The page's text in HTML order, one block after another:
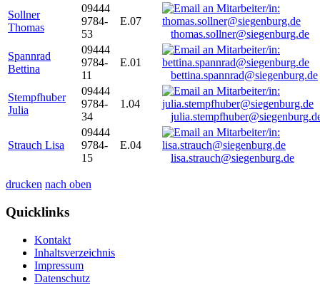
Sollner
Thomas
09444
9784-
53
E.07
thomas.sollner@siegenburg.de
Spannrad
Bettina
09444
9784-
11
E.01
bettina.spannrad@siegenburg.de
Stempfhuber
Julia
09444
9784-
34
1.04
Strauch Lisa
09444
9784-
15
E.04
lisa.strauch@siegenburg.de
drucken nach oben
Quicklinks
Kontakt
Inhaltsverzeichnis
Impressum
Datenschutz